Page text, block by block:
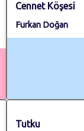
Cennet Köşesi
Furkan Doğan
Tutku